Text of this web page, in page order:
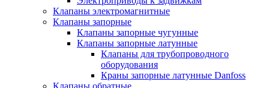
Клапаны электромагнитные
Клапаны запорные
Клапаны запорные чугунные
Клапаны запорные латунные
Клапаны для трубопроводного
оборудования
Краны запорные латунные Danfoss
Клапаны обратные